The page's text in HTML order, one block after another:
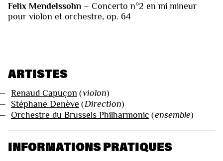
Felix Mendelssohn – Concerto n°2 en mi mineur
pour violon et orchestre, op. 64
ARTISTES
Renaud Capuçon (violon)
Stéphane Denève (Direction)
Orchestre du Brussels Philharmonic (ensemble)
INFORMATIONS PRATIQUES